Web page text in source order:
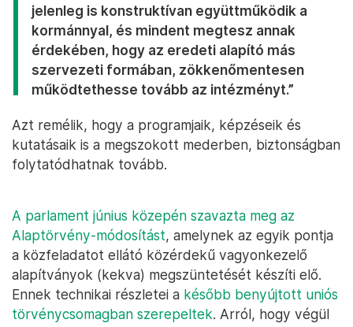
jelenleg is konstruktívan együttműködik a
kormánnyal, és mindent megtesz annak
érdekében, hogy az eredeti alapító más
szervezeti formában, zökkenőmentesen
működtethesse tovább az intézményt.”
Azt remélik, hogy a programjaik, képzéseik és
kutatásaik is a megszokott mederben, biztonságban
folytatódhatnak tovább.
A parlament június közepén szavazta meg az
Alaptörvény-módosítást, amelynek az egyik pontja
a közfeladatot ellátó közérdekű vagyonkezelő
alapítványok (kekva) megszüntetését készíti elő.
Ennek technikai részletei a később benyújtott uniós
törvénycsomagban szerepeltek. Arról, hogy végül